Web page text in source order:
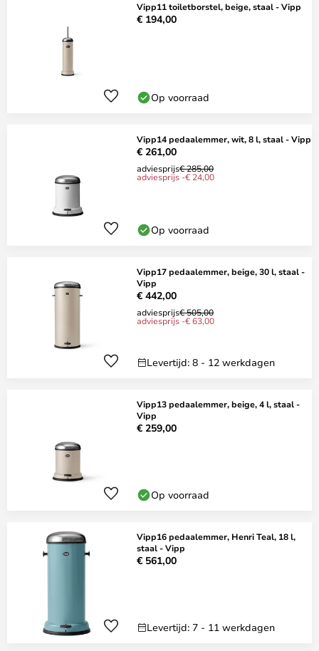
Vipp11 toiletborstel, beige, staal - Vipp
€ 194,00
Op voorraad
Vipp14 pedaalemmer, wit, 8 l, staal - Vipp
€ 261,00
adviesprijs€ 285,00
adviesprijs -€ 24,00
Op voorraad
Vipp17 pedaalemmer, beige, 30 l, staal -
Vipp
€ 442,00
adviesprijs€ 505,00
adviesprijs -€ 63,00
Levertijd: 8 - 12 werkdagen
Vipp13 pedaalemmer, beige, 4 l, staal -
Vipp
€ 259,00
Op voorraad
Vipp16 pedaalemmer, Henri Teal, 18 l,
staal - Vipp
€ 561,00
Levertijd: 7 - 11 werkdagen